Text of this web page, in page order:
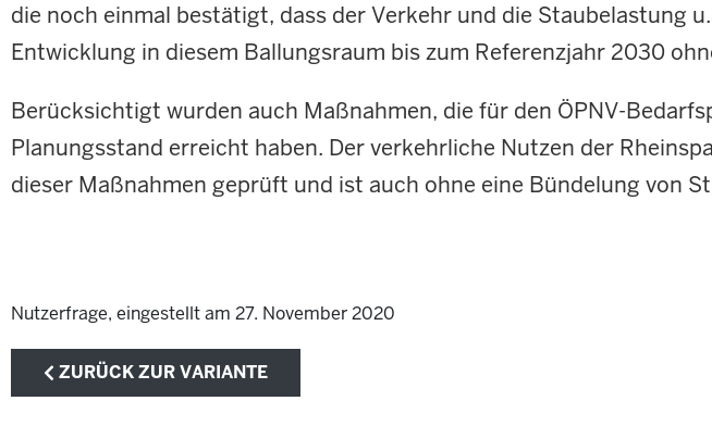
die noch einmal bestätigt, dass der Verkehr und die Staubelastung
Entwicklung in diesem Ballungsraum bis zum Referenzjahr 2030
Berücksichtigt wurden auch Maßnahmen, die für den ÖPNV-
Planungsstand erreicht haben. Der verkehrliche Nutzen der
dieser Maßnahmen geprüft und ist auch ohne eine Bündelung von
Nutzerfrage, eingestellt am 27. November 2020
ZURÜCK ZUR VARIANTE